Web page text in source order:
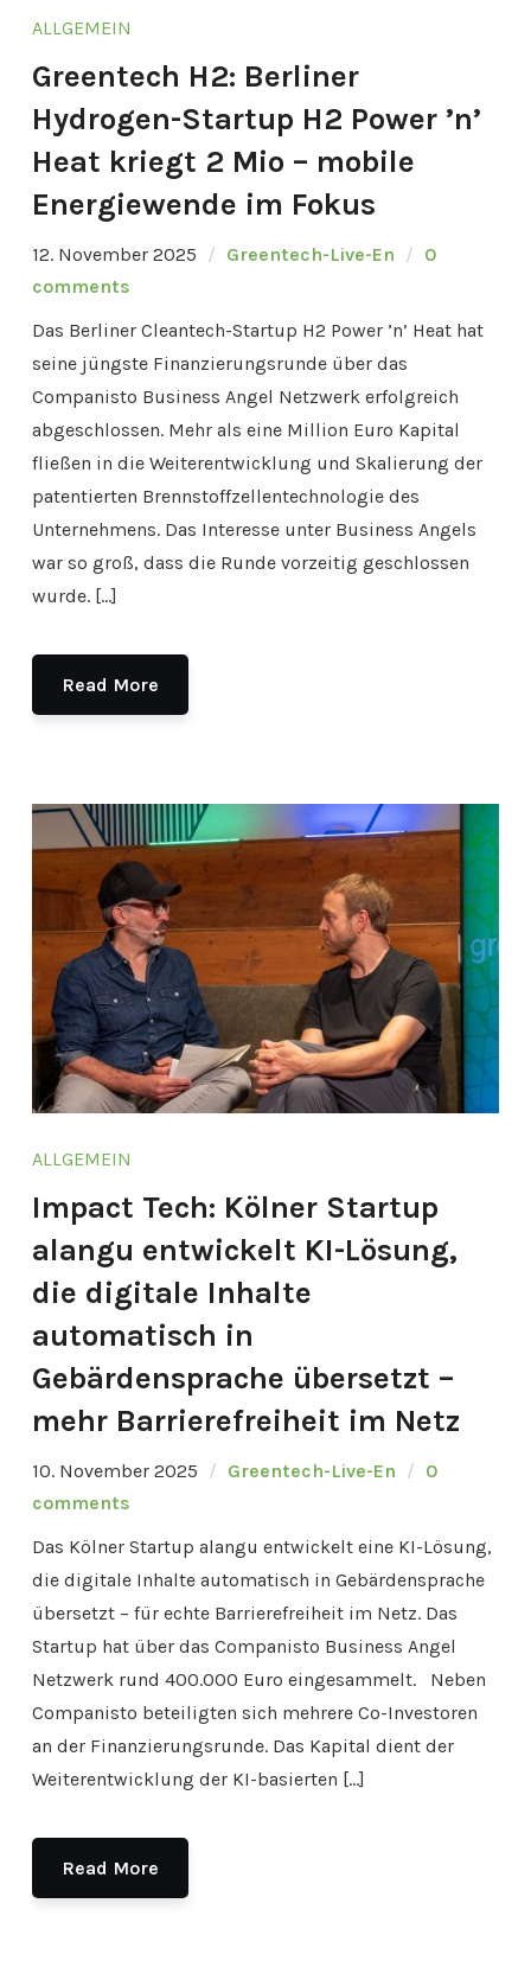
ALLGEMEIN
Greentech H2: Berliner
Hydrogen-Startup H2 Power ’n’
Heat kriegt 2 Mio – mobile
Energiewende im Fokus
12. November 2025 Greentech-Live-En
0
comments
Das Berliner Cleantech-Startup H2 Power ’n’ Heat hat
seine jüngste Finanzierungsrunde über das
Companisto Business Angel Netzwerk erfolgreich
abgeschlossen. Mehr als eine Million Euro Kapital
fließen in die Weiterentwicklung und Skalierung der
patentierten Brennstoffzellentechnologie des
Unternehmens. Das Interesse unter Business Angels
war so groß, dass die Runde vorzeitig geschlossen
wurde. […]
Read More
ALLGEMEIN
Impact Tech: Kölner Startup
alangu entwickelt KI-Lösung,
die digitale Inhalte
automatisch in
Gebärdensprache übersetzt –
mehr Barrierefreiheit im Netz
10. November 2025 Greentech-Live-En
0
comments
Das Kölner Startup alangu entwickelt eine KI-Lösung,
die digitale Inhalte automatisch in Gebärdensprache
übersetzt – für echte Barrierefreiheit im Netz. Das
Startup hat über das Companisto Business Angel
Netzwerk rund 400.000 Euro eingesammelt. Neben
Companisto beteiligten sich mehrere Co-Investoren
an der Finanzierungsrunde. Das Kapital dient der
Weiterentwicklung der KI-basierten […]
Read More